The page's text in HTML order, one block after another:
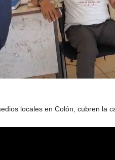
locales en Colón, cubren la